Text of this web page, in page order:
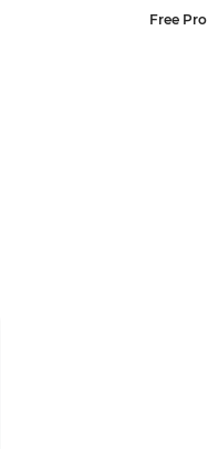
Free Pro